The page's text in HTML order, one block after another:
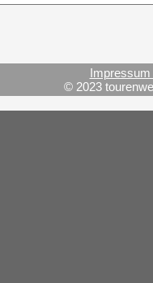
© 2023